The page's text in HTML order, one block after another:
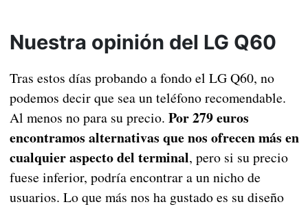
Nuestra opinión del LG Q60
Tras estos días probando a fondo el LG Q60, no
podemos decir que sea un teléfono recomendable.
Al menos no para su precio. Por 279 euros
encontramos alternativas que nos ofrecen más en
cualquier aspecto del terminal, pero si su precio
fuese inferior, podría encontrar a un nicho de
usuarios. Lo que más nos ha gustado es su diseño